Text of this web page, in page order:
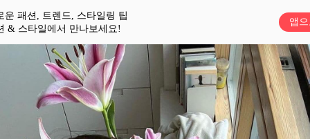
운 패션, 트렌드, 스타일링 팁
& 스타일에서 만나보세요!
앱